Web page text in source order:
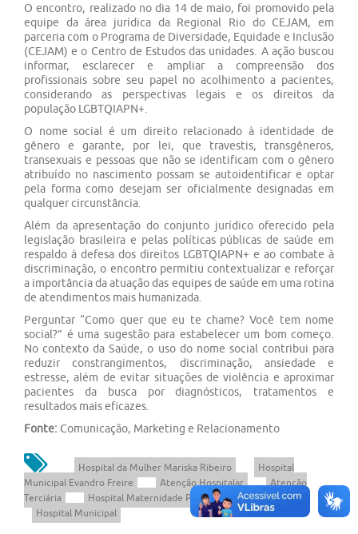
O encontro, realizado no dia 14 de maio, foi promovido pela
equipe da área jurídica da Regional Rio do CEJAM, em
parceria com o Programa de Diversidade, Equidade e Inclusão
(CEJAM) e o Centro de Estudos das unidades. A ação buscou
informar, esclarecer e ampliar a compreensão dos
profissionais sobre seu papel no acolhimento a pacientes,
considerando as perspectivas legais e os direitos da
população LGBTQIAPN+.
O nome social é um direito relacionado à identidade de
gênero e garante, por lei, que travestis, transgêneros,
transexuais e pessoas que não se identificam com o gênero
atribuído no nascimento possam se autoidentificar e optar
pela forma como desejam ser oficialmente designadas em
qualquer circunstância.
Além da apresentação do conjunto jurídico oferecido pela
legislação brasileira e pelas políticas públicas de saúde em
respaldo à defesa dos direitos LGBTQIAPN+ e ao combate à
discriminação, o encontro permitiu contextualizar e reforçar
a importância da atuação das equipes de saúde em uma rotina
de atendimentos mais humanizada.
Perguntar “Como quer que eu te chame? Você tem nome
social?” é uma sugestão para estabelecer um bom começo.
No contexto da Saúde, o uso do nome social contribui para
reduzir constrangimentos, discriminação, ansiedade e
estresse, além de evitar situações de violência e aproximar
pacientes da busca por diagnósticos, tratamentos e
resultados mais eficazes.
Fonte: Comunicação, Marketing e Relacionamento
Hospital da Mulher Mariska Ribeiro
Hospital
Municipal Evandro Freire
Atenção Hospitalar
Atenção
Terciária
Hospital Maternidade Paulino Werneck
AH
Hospital Municipal